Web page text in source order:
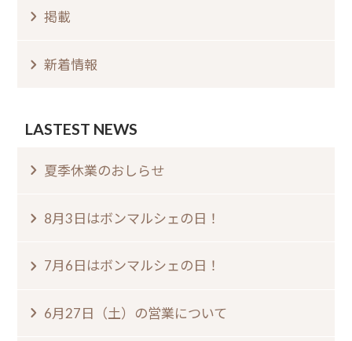
掲載
新着情報
LASTEST NEWS
夏季休業のおしらせ⁠
8月3日はボンマルシェの日⁠！⁠ ⁠
7月6日はボンマルシェの日⁠！⁠
6月27日（土）の営業について